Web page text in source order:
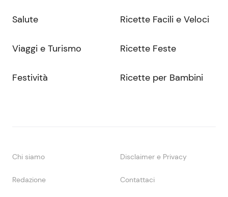
Salute
Viaggi e Turismo
Festività
Ricette Facili e Veloci
Ricette Feste
Ricette per Bambini
Chi siamo Disclaimer e Privacy
Redazione Contattaci